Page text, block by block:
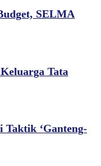
SELMA
Tata
Taktik ‘Ganteng-